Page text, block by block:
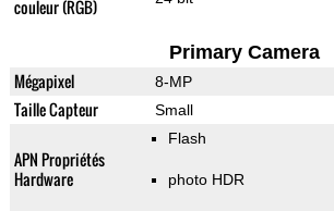
couleur (RGB)
Primary Camera
Mégapixel 8-MP
Taille Capteur Small
APN Propriétés
Hardware
Flash
photo HDR